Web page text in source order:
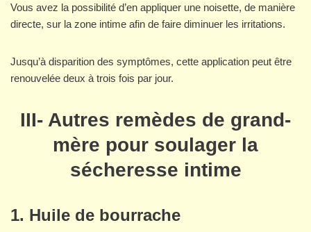
Vous avez la possibilité d’en appliquer une noisette, de manière
directe, sur la zone intime afin de faire diminuer les irritations.
Jusqu’à disparition des symptômes, cette application peut être
renouvelée deux à trois fois par jour.
III- Autres remèdes de grand-
mère pour soulager la
sécheresse intime
1. Huile de bourrache